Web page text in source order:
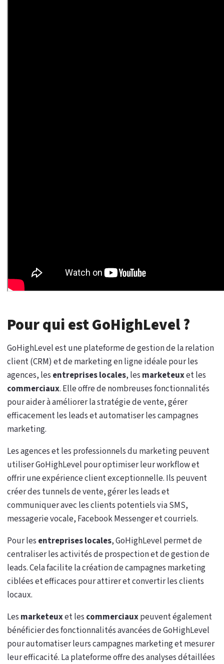
Pour qui est GoHighLevel ?
GoHighLevel est une plateforme de gestion de la relation
client (CRM) et de marketing en ligne idéale pour les
agences, les entreprises locales, les marketeuxet les
commerciaux. Elle offre de nombreuses fonctionnalités
pour aider à améliorer la stratégie de vente, gérer
efficacement les leads et automatiser les campagnes
marketing.
Les agences et les professionnels du marketing peuvent
utiliser GoHighLevel pour optimiser leur workflow et
offrir une expérience client exceptionnelle. Ils peuvent
créer des tunnels de vente, gérer les leads et
communiquer avec les clients potentiels via SMS,
messagerie vocale, Facebook Messenger et courriels.
Pour les entreprises locales, GoHighLevel permet de
centraliser les activités de prospection et de gestion de
leads. Cela facilite la création de campagnes marketing
ciblées et efficaces pour attirer et convertir les clients
locaux.
Les marketeuxet les commerciauxpeuvent également
bénéficier des fonctionnalités avancées de GoHighLevel
pour automatiser leurs campagnes marketing et mesurer
leur efficacité. La plateforme offre des analyses détaillées